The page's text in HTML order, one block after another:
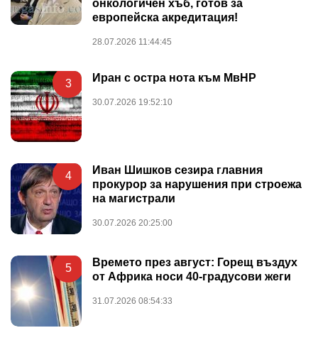
онкологичен хъб, готов за
европейска акредитация!
28.07.2026 11:44:45
3 Иран с остра нота към МвНР
30.07.2026 19:52:10
4
Иван Шишков сезира главния
прокурор за нарушения при строежа
на магистрали
30.07.2026 20:25:00
5
Времето през август: Горещ въздух
от Африка носи 40-градусови жеги
31.07.2026 08:54:33